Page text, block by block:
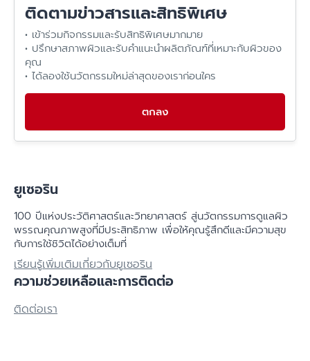
ติดตามข่าวสารและสิทธิพิเศษ
• เข้าร่วมกิจกรรมและรับสิทธิพิเศษมากมาย
• ปรึกษาสภาพผิวและรับคำแนะนำผลิตภัณฑ์ที่เหมาะกับผิวของ
คุณ
• ได้ลองใช้นวัตกรรมใหม่ล่าสุดของเราก่อนใคร
ตกลง
ยูเซอริน
100 ปีแห่งประวัติศาสตร์​และวิทยาศาสตร์ สู่นวัตกรรมการดูแลผิว
พรรณคุณภาพสูงที่มีประสิทธิภาพ เพื่อให้คุณรู้สึกดีและมีความสุข
กับการใช้ชิวิตได้อย่างเต็มที่
เรียนรู้เพิ่มเติมเกี่ยวกับยูเซอริน
ความช่วยเหลือและการติดต่อ
ติดต่อเรา